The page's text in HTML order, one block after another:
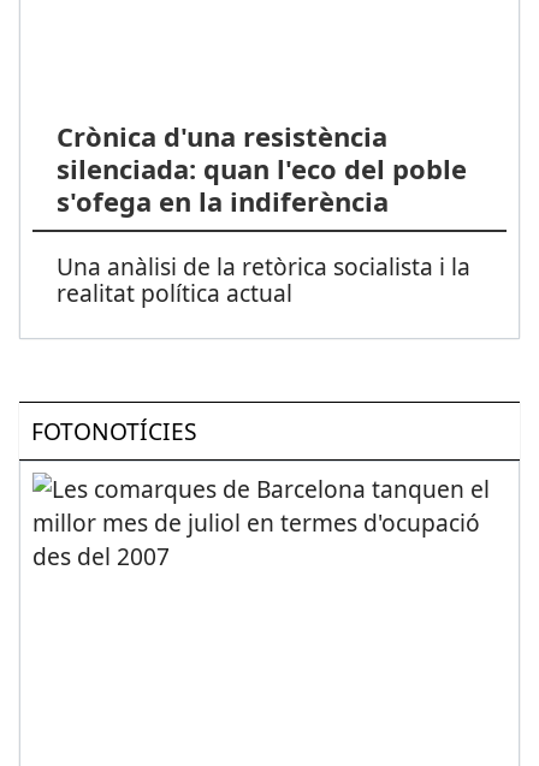
Crònica d'una resistència
silenciada: quan l'eco del poble
s'ofega en la indiferència
Una anàlisi de la retòrica socialista i la
realitat política actual
FOTONOTÍCIES